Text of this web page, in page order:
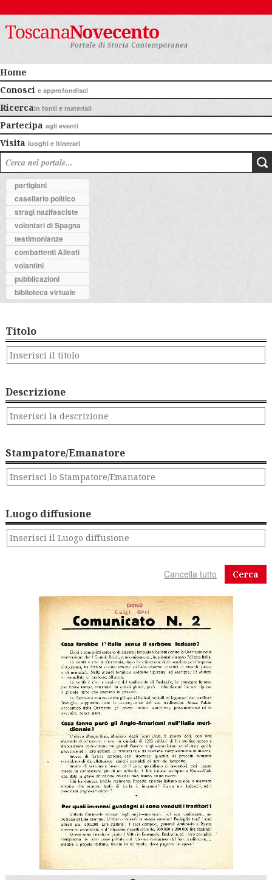
Home
Conosci e approfondisci
Ricercain fonti e materiali
Partecipa agli eventi
Visita luoghi e itinerari
partigiani
casellario politico
stragi nazifasciste
volontari di Spagna
testimonianze
combattenti Alleati
volantini
pubblicazioni
biblioteca virtuale
Titolo
Descrizione
Stampatore/Emanatore
Luogo diffusione
Cerca